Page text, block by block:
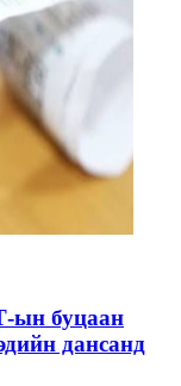
ын буцаан
дансанд